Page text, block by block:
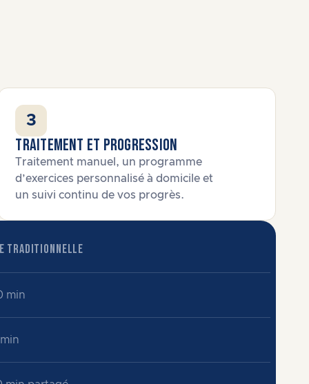
3
Traitement et progression
Traitement manuel, un programme
d’exercices personnalisé à domicile et
un suivi continu de vos progrès.
TRADITIONNELLE
min